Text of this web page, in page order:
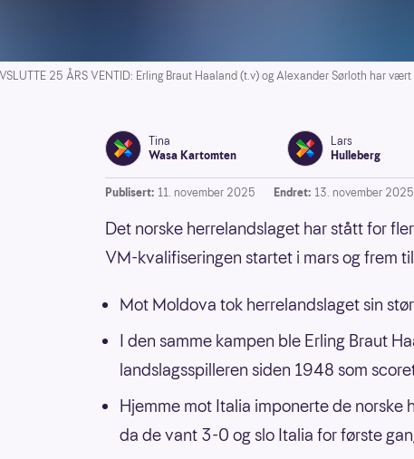
25 ÅRS VENTID: Erling Braut Haaland (t.v) og Alexander Sørloth har
Tina
Wasa Kartomten
Lars
Hulleberg
Publisert: 11. november 2025 Endret: 13. november 2025
Det norske herrelandslaget har stått for
VM-kvalifiseringen startet i mars og frem
Mot Moldova tok herrelandslaget sin
I den samme kampen ble Erling Braut
landslagsspilleren siden 1948 som
Hjemme mot Italia imponerte de norske
da de vant 3-0 og slo Italia for første